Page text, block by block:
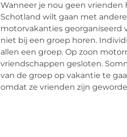
Wanneer je nou geen
Schotland wilt gaan met
motorvakanties georganiseerd
niet bij een groep horen.
allen een groep. Op zoon
vriendschappen gesloten.
van de groep op vakantie te
omdat ze vrienden zijn